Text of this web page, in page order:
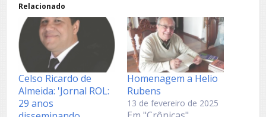
Relacionado
Celso Ricardo de
Almeida: 'Jornal ROL:
29 anos
Homenagem a Helio
Rubens
13 de fevereiro de 2025